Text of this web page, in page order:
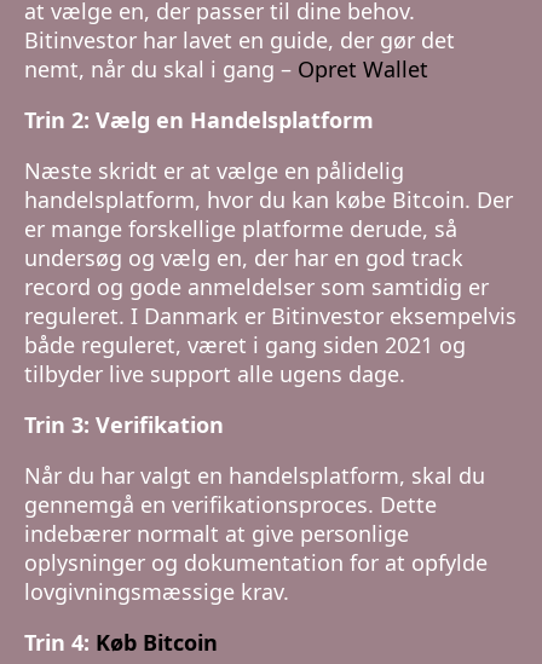
at vælge en, der passer til dine behov.
Bitinvestor har lavet en guide, der gør det
nemt, når du skal i gang – Opret Wallet
Trin 2: Vælg en Handelsplatform
Næste skridt er at vælge en pålidelig
handelsplatform, hvor du kan købe Bitcoin. Der
er mange forskellige platforme derude, så
undersøg og vælg en, der har en god track
record og gode anmeldelser som samtidig er
reguleret. I Danmark er Bitinvestor eksempelvis
både reguleret, været i gang siden 2021 og
tilbyder live support alle ugens dage.
Trin 3: Verifikation
Når du har valgt en handelsplatform, skal du
gennemgå en verifikationsproces. Dette
indebærer normalt at give personlige
oplysninger og dokumentation for at opfylde
lovgivningsmæssige krav.
Trin 4: Køb Bitcoin